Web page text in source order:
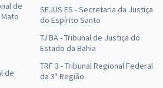
de
de
SEJUS ES - Secretaria da Justiça
do Espírito Santo
TJ BA - Tribunal de Justiça do
Estado da Bahia
TRF 3 - Tribunal Regional Federal
da 3ª Região